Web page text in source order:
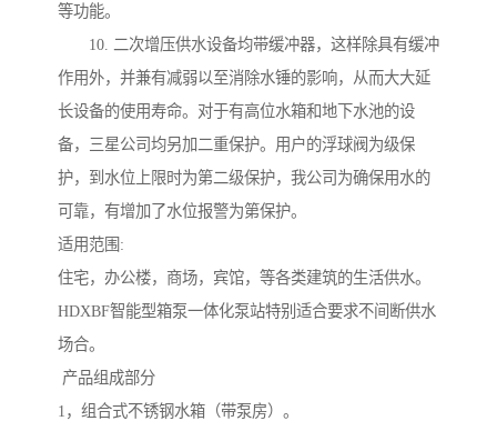
等功能。
10. 二次增压供水设备均带缓冲器，这样除具有缓冲
作用外，并兼有减弱以至消除水锤的影响，从而大大延
长设备的使用寿命。对于有高位水箱和地下水池的设
备，三星公司均另加二重保护。用户的浮球阀为级保
护，到水位上限时为第二级保护，我公司为确保用水的
可靠，有增加了水位报警为第保护。
适用范围:
住宅，办公楼，商场，宾馆，等各类建筑的生活供水。
HDXBF智能型箱泵一体化泵站特别适合要求不间断供水
场合。
产品组成部分
1，组合式不锈钢水箱（带泵房）。